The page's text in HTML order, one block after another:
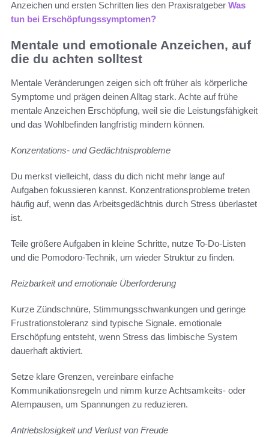
Anzeichen und ersten Schritten lies den Praxisratgeber Was
tun bei Erschöpfungssymptomen?
Mentale und emotionale Anzeichen, auf
die du achten solltest
Mentale Veränderungen zeigen sich oft früher als körperliche
Symptome und prägen deinen Alltag stark. Achte auf frühe
mentale Anzeichen Erschöpfung, weil sie die Leistungsfähigkeit
und das Wohlbefinden langfristig mindern können.
Konzentations- und Gedächtnisprobleme
Du merkst vielleicht, dass du dich nicht mehr lange auf
Aufgaben fokussieren kannst. Konzentrationsprobleme treten
häufig auf, wenn das Arbeitsgedächtnis durch Stress überlastet
ist.
Teile größere Aufgaben in kleine Schritte, nutze To‑Do‑Listen
und die Pomodoro-Technik, um wieder Struktur zu finden.
Reizbarkeit und emotionale Überforderung
Kurze Zündschnüre, Stimmungsschwankungen und geringe
Frustrationstoleranz sind typische Signale. emotionale
Erschöpfung entsteht, wenn Stress das limbische System
dauerhaft aktiviert.
Setze klare Grenzen, vereinbare einfache
Kommunikationsregeln und nimm kurze Achtsamkeits- oder
Atempausen, um Spannungen zu reduzieren.
Antriebslosigkeit und Verlust von Freude